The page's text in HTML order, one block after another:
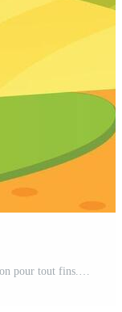
Prairie dessin animé paysage, génial conception pour tout fins. Vecteur Pro